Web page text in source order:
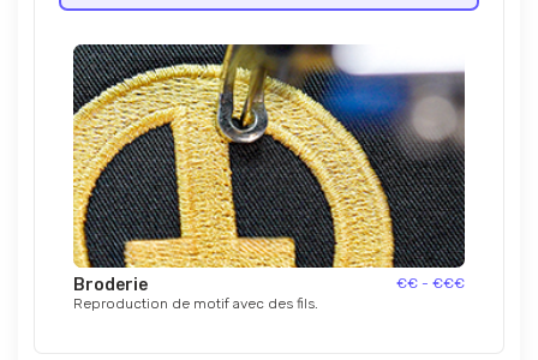
Broderie
€€ - €€€
Reproduction de motif avec des fils.